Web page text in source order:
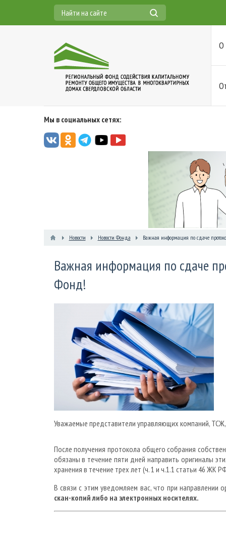
О
Мы в социальных сетях:
Новости Новости Фонда Важная информация по сдаче
Важная информация по сдаче
Фонд!
Уважаемые представители управляющих компаний,
После получения протокола общего собрания
обязаны в течение пяти дней направить оригиналы
хранения в течение трех лет (ч. 1 и ч.1.1 статьи 46 ЖК
В связи с этим уведомляем вас, что при
скан-копий либо на электронных носителях.